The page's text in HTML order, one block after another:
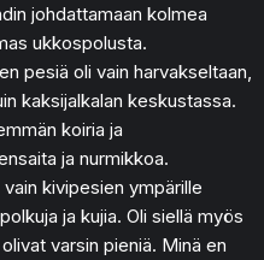
johdattamaan kolmea
ukkospolusta.
pesiä oli vain harvakseltaan,
kaksijalkalan keskustassa.
koiria ja
ja nurmikkoa.
kivipesien ympärille
ja kujia. Oli siellä myös
varsin pieniä. Minä en